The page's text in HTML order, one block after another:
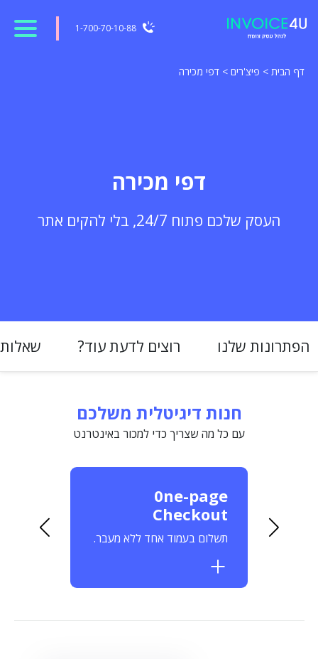
1-700-70-10-88
דף הבית > פיצ'רים > דפי מכירה
דפי מכירה
העסק שלכם פתוח 24/7, בלי להקים אתר
הפתרונות שלנו רוצים לדעת עוד?
חנות דיגיטלית משלכם
עם כל מה שצריך כדי למכור באינטרנט
0ne-page
Checkout
תשלום בעמוד אחד ללא מעבר.